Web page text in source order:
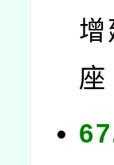
增
座